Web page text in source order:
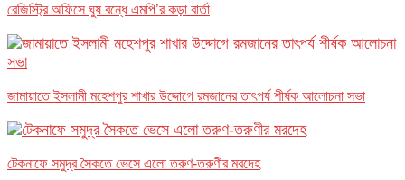
রেজিস্ট্রি অফিসে ঘুষ বন্ধে এমপি’র কড়া বার্তা
জামায়াতে ইসলামী মহেশপুর শাখার উদ্দোগে রমজানের তাৎপর্য শীর্ষক আলোচনা সভা
টেকনাফে সমুদ্র সৈকতে ভেসে এলো তরুণ-তরুণীর মরদেহ